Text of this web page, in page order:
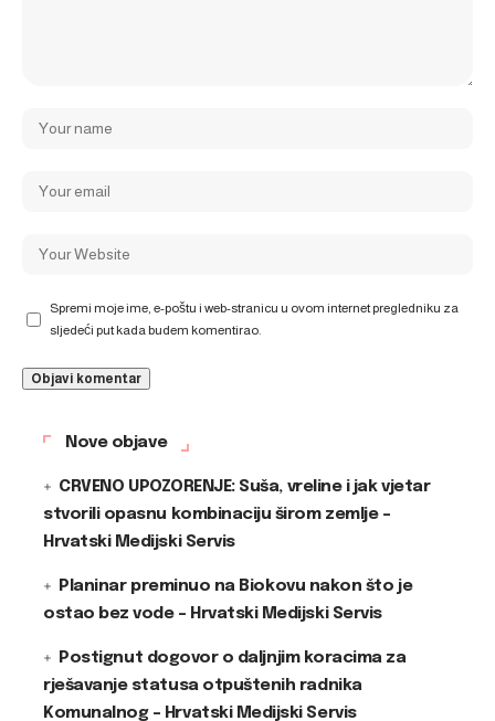
Spremi moje ime, e-poštu i web-stranicu u ovom internet pregledniku za
sljedeći put kada budem komentirao.
Nove objave
CRVENO UPOZORENJE: Suša, vreline i jak vjetar
stvorili opasnu kombinaciju širom zemlje –
Hrvatski Medijski Servis
Planinar preminuo na Biokovu nakon što je
ostao bez vode – Hrvatski Medijski Servis
Postignut dogovor o daljnjim koracima za
rješavanje statusa otpuštenih radnika
Komunalnog – Hrvatski Medijski Servis